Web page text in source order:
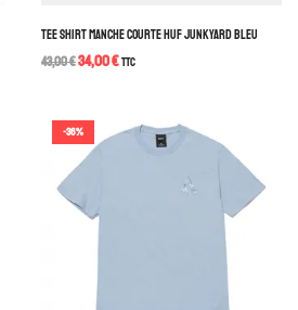
TEE SHIRT MANCHE COURTE HUF JUNKYARD BLEU
43,00€34,00€TTC
-36%